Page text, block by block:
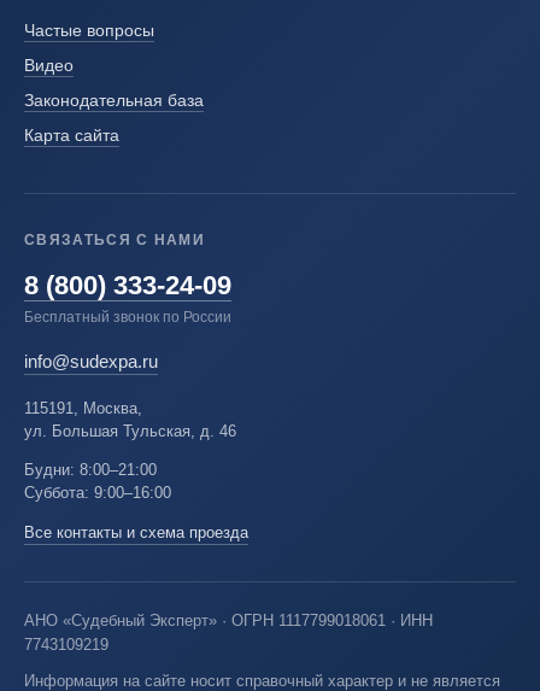
Частые вопросы
Видео
Законодательная база
Карта сайта
СВЯЗАТЬСЯ С НАМИ
8 (800) 333-24-09
Бесплатный звонок по России
info@sudexpa.ru
115191, Москва,
ул. Большая Тульская, д. 46
Будни: 8:00–21:00
Суббота: 9:00–16:00
Все контакты и схема проезда
АНО «Судебный Эксперт» · ОГРН 1117799018061 · ИНН
7743109219
Информация на сайте носит справочный характер и не является